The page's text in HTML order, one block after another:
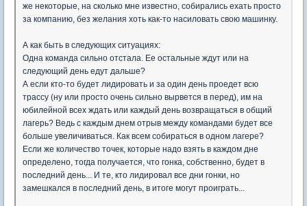
же некоторые, на сколько мне известно, собирались ехать просто
за компанию, без желания хоть как-то насиловать свою машинку.
А как быть в следующих ситуациях:
Одна команда сильно отстала. Ее остальные ждут или на
следующий день едут дальше?
А если кто-то будет лидировать и за один день проедет всю
трассу (ну или просто очень сильно вырвется в перед), им на
юбилейной всех ждать или каждый день возвращаться в общий
лагерь? Ведь с каждым днем отрыв между командами будет все
больше увеличиваться. Как всем собираться в одном лагере?
Если же количество точек, которые надо взять в каждом дне
определено, тогда получается, что гонка, собственно, будет в
последний день... И те, кто лидировал все дни гонки, но
замешкался в последний день, в итоге могут проиграть...